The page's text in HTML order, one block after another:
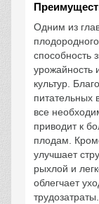
Одним из
способность
урожайность
культур.
питательных
все
приводит к
плодам.
улучшает
рыхлой и
облегчает